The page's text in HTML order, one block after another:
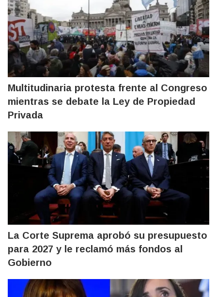
Multitudinaria protesta frente al Congreso
mientras se debate la Ley de Propiedad
Privada
La Corte Suprema aprobó su presupuesto
para 2027 y le reclamó más fondos al
Gobierno